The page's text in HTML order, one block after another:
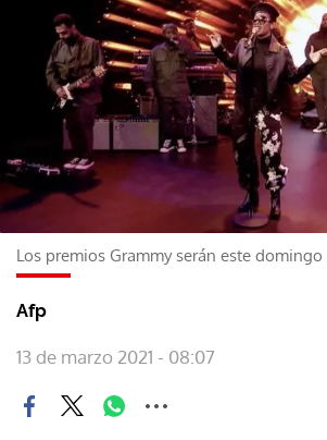
Los premios Grammy serán este domingo
Afp
13 de marzo 2021 - 08:07